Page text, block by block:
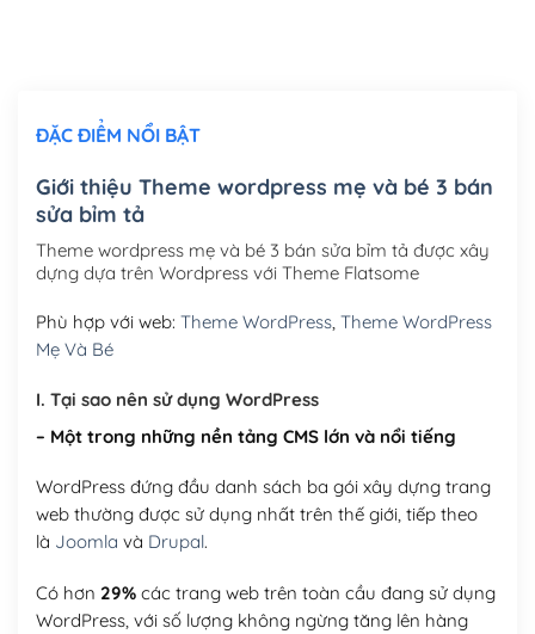
Mua thêm Host + Tên miền
Tên miền Việt Nam .vn (1 năm)
Hosting 2GB SSD (1 năm)(+450,000₫)
Hosting 3GB SSD (1 năm)(+550,000₫)
Hosting 5GB SSD (1 năm)
Hosting 8GB SSD (1 năm) (+950,000₫)
ĐẶC ĐIỂM NỔI BẬT
Giới thiệu Theme wordpress mẹ và bé 3 bán
sửa bỉm tả
Theme wordpress mẹ và bé 3 bán sửa bỉm tả được xây
dựng dựa trên Wordpress với Theme Flatsome
Phù hợp với web: Theme WordPress, Theme WordPress
Mẹ Và Bé
I. Tại sao nên sử dụng WordPress
– Một trong những nền tảng CMS lớn và nổi tiếng
WordPress đứng đầu danh sách ba gói xây dựng trang
web thường được sử dụng nhất trên thế giới, tiếp theo
là Joomla và Drupal.
Có hơn 29%các trang web trên toàn cầu đang sử dụng
WordPress, với số lượng không ngừng tăng lên hàng